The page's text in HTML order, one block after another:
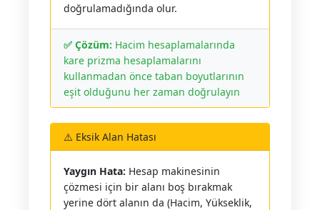
doğrulamadığında olur.
✅ Çözüm: Hacim hesaplamalarında
kare prizma hesaplamalarını
kullanmadan önce taban boyutlarının
eşit olduğunu her zaman doğrulayın
⚠️ Eksik Alan Hatası
Yaygın Hata: Hesap makinesinin
çözmesi için bir alanı boş bırakmak
yerine dört alanın da (Hacim, Yükseklik,